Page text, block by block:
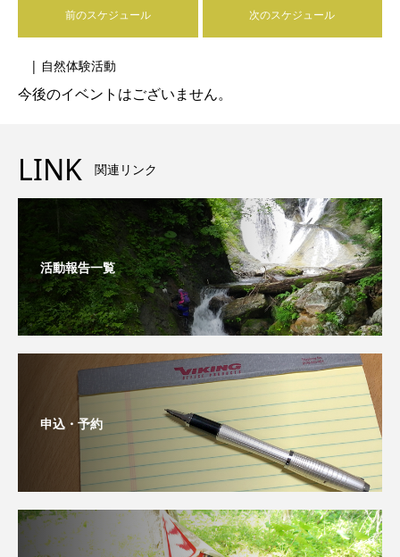
前のスケジュール 次のスケジュール
| 自然体験活動
今後のイベントはございません。
LINK 関連リンク
活動報告一覧
申込・予約